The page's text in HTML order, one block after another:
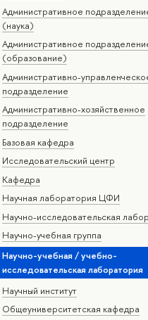
Административное
(наука)
Административное
(образование)
Административно-
подразделение
Административно-хозяйственное
подразделение
Базовая кафедра
Исследовательский центр
Кафедра
Научная лаборатория ЦФИ
Научно-исследовательская
Научно-учебная группа
Научно-учебная / учебно-
исследовательская лаборатория
Научный институт
Общеуниверситетская кафедра